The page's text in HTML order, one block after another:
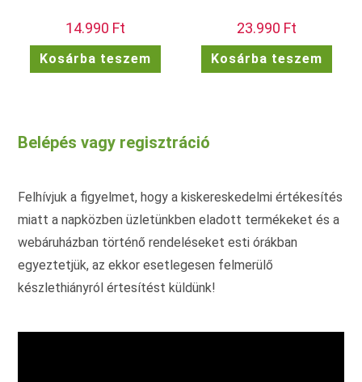
14.990 Ft
Kosárba teszem
23.990 Ft
Kosárba teszem
Belépés vagy regisztráció
Felhívjuk a figyelmet, hogy a kiskereskedelmi értékesítés
miatt a napközben üzletünkben eladott termékeket és a
webáruházban történő rendeléseket esti órákban
egyeztetjük, az ekkor esetlegesen felmerülő
készlethiányról értesítést küldünk!